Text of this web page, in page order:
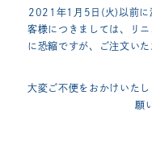
2021年1月5日(火)以前に
客様につきましては、
リ
に恐縮ですが、
ご注文い
大変ご不便をおかけいた
願